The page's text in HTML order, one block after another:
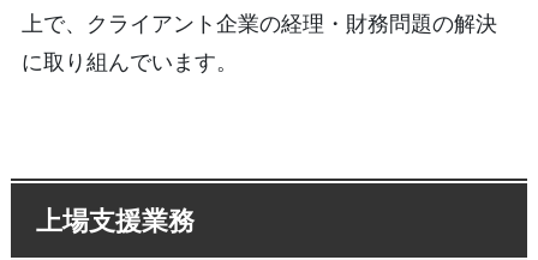
上で、クライアント企業の経理・財務問題の解決
に取り組んでいます。
上場支援業務